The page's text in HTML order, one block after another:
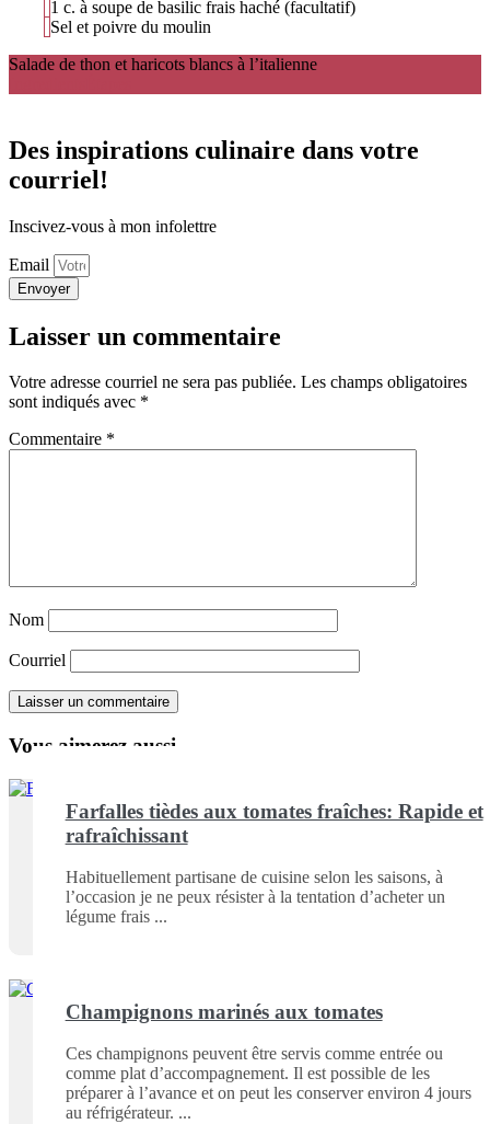
1 c. à soupe de basilic frais haché (facultatif)
Sel et poivre du moulin
Salade de thon et haricots blancs à l’italienne
Des inspirations culinaire dans votre
courriel!
Inscivez-vous à mon infolettre
Email
Envoyer
Laisser un commentaire
Votre adresse courriel ne sera pas publiée. Les champs obligatoires
sont indiqués avec *
Commentaire *
Nom
Courriel
Vous aimerez aussi ...
Farfalles tièdes aux tomates fraîches: Rapide et
rafraîchissant
Habituellement partisane de cuisine selon les saisons, à
l’occasion je ne peux résister à la tentation d’acheter un
légume frais
Champignons marinés aux tomates
Ces champignons peuvent être servis comme entrée ou
comme plat d’accompagnement. Il est possible de les
préparer à l’avance et on peut les conserver environ 4 jours
au réfrigérateur.